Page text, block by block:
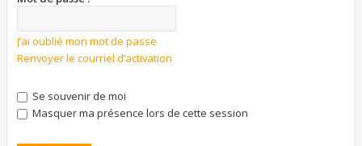
J’ai oublié mon mot de passe
Renvoyer le courriel d’activation
Se souvenir de moi
Masquer ma présence lors de cette session